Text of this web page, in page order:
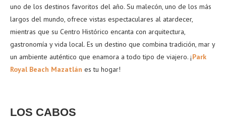
uno de los destinos favoritos del año. Su malecón, uno de los más
largos del mundo, ofrece vistas espectaculares al atardecer,
mientras que su Centro Histórico encanta con arquitectura,
gastronomía y vida local. Es un destino que combina tradición, mar y
un ambiente auténtico que enamora a todo tipo de viajero. ¡Park
Royal Beach Mazatlán es tu hogar!
LOS CABOS